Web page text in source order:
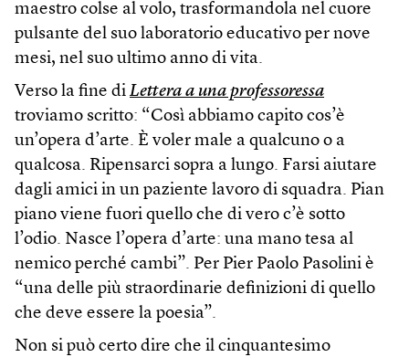
maestro colse al volo, trasformandola nel cuore
pulsante del suo laboratorio educativo per nove
mesi, nel suo ultimo anno di vita.
Verso la fine di Lettera a una professoressa
troviamo scritto: “Così abbiamo capito cos’è
un’opera d’arte. È voler male a qualcuno o a
qualcosa. Ripensarci sopra a lungo. Farsi aiutare
dagli amici in un paziente lavoro di squadra. Pian
piano viene fuori quello che di vero c’è sotto
l’odio. Nasce l’opera d’arte: una mano tesa al
nemico perché cambi”. Per Pier Paolo Pasolini è
“una delle più straordinarie definizioni di quello
che deve essere la poesia”.
Non si può certo dire che il cinquantesimo